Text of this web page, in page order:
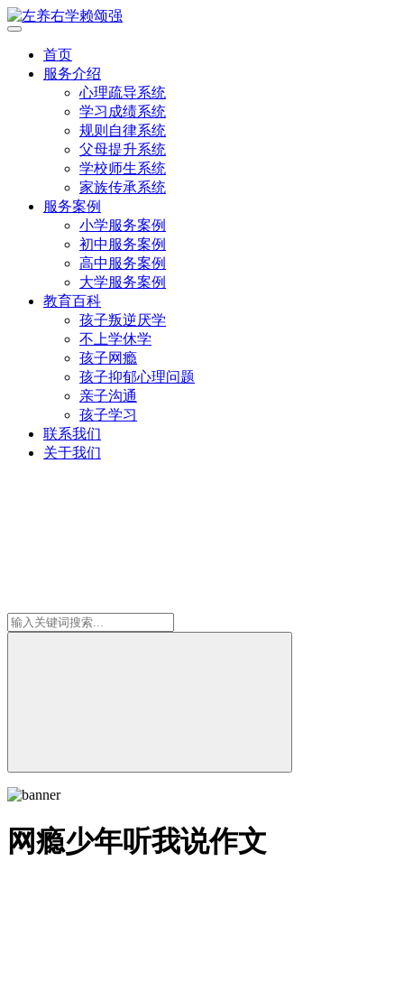
首页
服务介绍
心理疏导系统
学习成绩系统
规则自律系统
父母提升系统
学校师生系统
家族传承系统
服务案例
小学服务案例
初中服务案例
高中服务案例
大学服务案例
教育百科
孩子叛逆厌学
不上学休学
孩子网瘾
孩子抑郁心理问题
亲子沟通
孩子学习
联系我们
关于我们
网瘾少年听我说作文